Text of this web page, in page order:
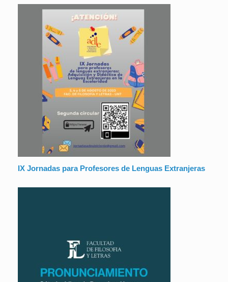
IX Jornadas para Profesores de Lenguas Extranjeras